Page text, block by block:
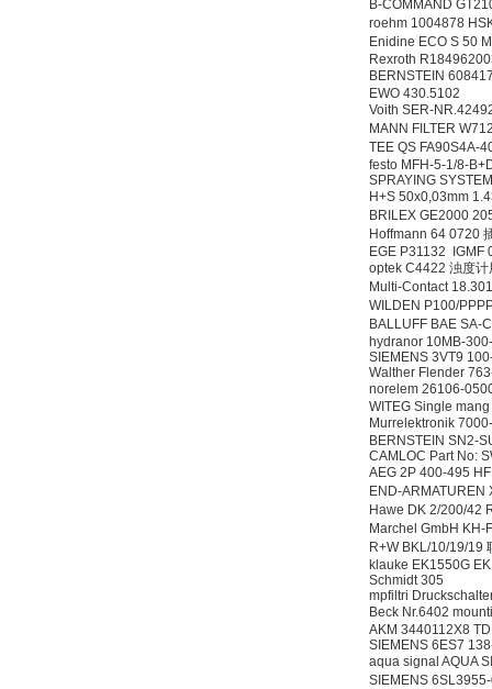
B-COMMAND
roehm 1004878
Enidine ECO S 50
Rexroth
BERNSTEIN
EWO 430.5102
Voith SER-
MANN FILTER
TEE QS FA90S4A-
festo MFH-5-1/8-
SPRAYING
H+S 50x0,03mm
BRILEX GE2000
Hoffmann 64 0720
EGE P31132
optek C4422 浊度计
Multi-Contact
WILDEN P100/
BALLUFF BAE SA-
hydranor 10MB-
SIEMENS 3VT9
Walther Flender
norelem 26106-
WITEG Single
Murrelektronik
BERNSTEIN SN2-
CAMLOC Part No:
AEG 2P 400-495
END-
Hawe DK 2/200/42
Marchel GmbH KH-
R+W BKL/10/19/19
klauke EK1550G
Schmidt 305
mpfiltri
Beck Nr.6402
AKM 3440112X8
SIEMENS 6ES7
aqua signal AQUA
SIEMENS